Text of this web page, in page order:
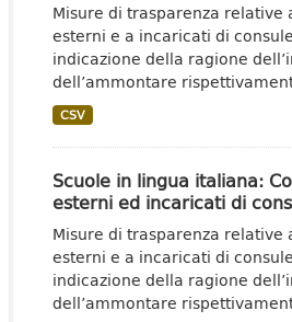
Misure di trasparenza relative
esterni e a incaricati di
indicazione della ragione
dell’ammontare
CSV
Scuole in lingua italiana:
esterni ed incaricati di
Misure di trasparenza relative
esterni e a incaricati di
indicazione della ragione
dell’ammontare